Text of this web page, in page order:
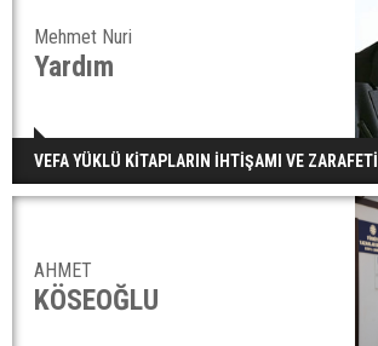
Mehmet Nuri
Yardım
VEFA YÜKLÜ KİTAPLARIN İHTİŞAMI VE ZARAFETİ
AHMET
KÖSEOĞLU